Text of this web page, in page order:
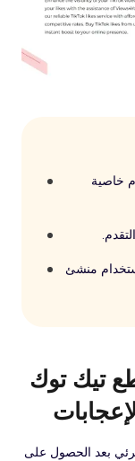
خاصية
منشئ
تيك توك
بعد الحصول على